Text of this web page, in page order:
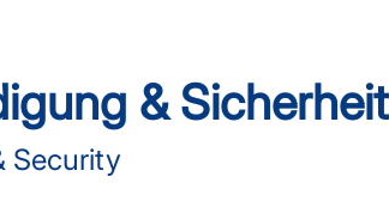
& Sicherheit
Security